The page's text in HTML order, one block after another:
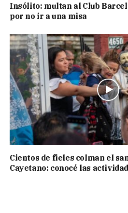
Insólito: multan al Club
por no ir a una misa
Cientos de fieles colman el
Cayetano: conocé las